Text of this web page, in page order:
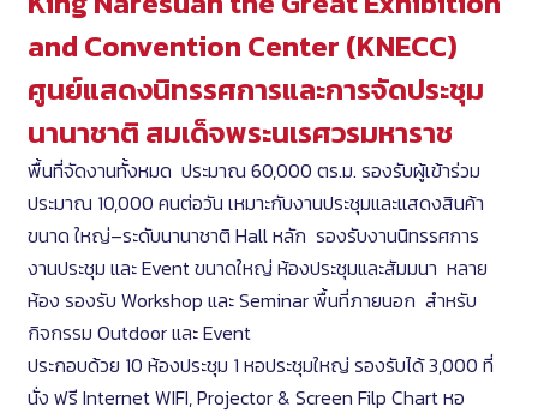
and Convention Center (KNECC)
ศูนย์แสดงนิทรรศการและการจัดประชุม
นานาชาติ สมเด็จพระนเรศวรมหาราช
พื้นที่จัดงานทั้งหมด ประมาณ 60,000 ตร.ม. รองรับผู้เข้าร่วม
ประมาณ 10,000 คนต่อวัน เหมาะกับงานประชุมและแสดงสินค้า
ขนาด ใหญ่–ระดับนานาชาติ Hall หลัก รองรับงานนิทรรศการ
งานประชุม และ Event ขนาดใหญ่ ห้องประชุมและสัมมนา หลาย
ห้อง รองรับ Workshop และ Seminar พื้นที่ภายนอก สำหรับ
กิจกรรม Outdoor และ Event
ประกอบด้วย 10 ห้องประชุม 1 หอประชุมใหญ่ รองรับได้ 3,000 ที่
นั่ง ฟรี Internet WIFI, Projector & Screen Filp Chart หอ